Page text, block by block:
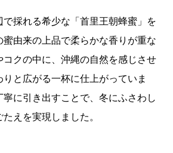
で採れる希少な「首里王朝蜂蜜」を
蜜由来の上品で柔らかな香りが重な
コクの中に、沖縄の自然を感じさせ
と広がる一杯に仕上がっていま
に引き出すことで、冬にふさわし
えを実現しました。